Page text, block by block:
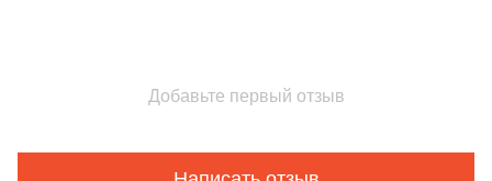
Добавьте первый отзыв